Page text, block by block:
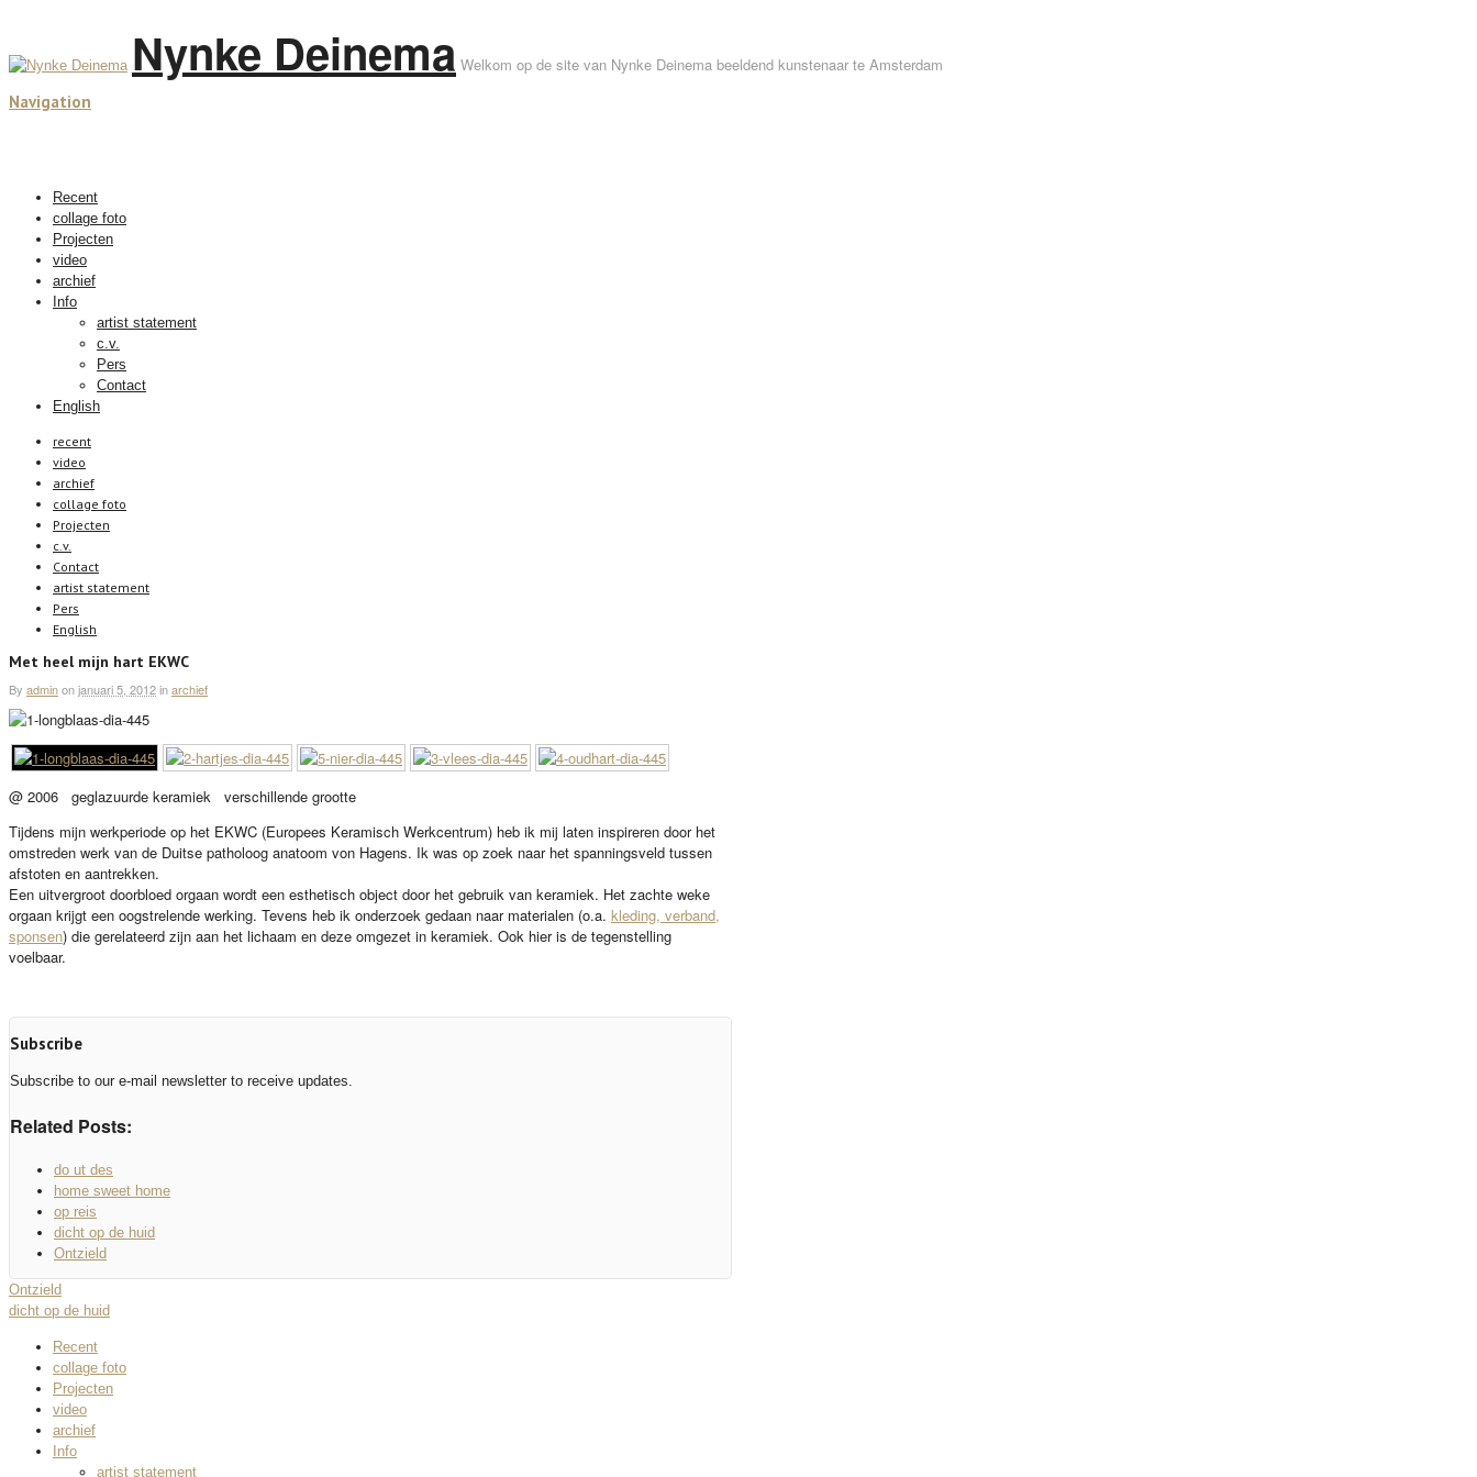
Nynke Deinema Welkom op de site van Nynke Deinema beeldend kunstenaar te Amsterdam
Navigation
Recent
collage foto
Projecten
video
archief
Info
artist statement
c.v.
Pers
Contact
English
recent
video
archief
collage foto
Projecten
c.v.
Contact
artist statement
Pers
English
Met heel mijn hart EKWC
By adminonjanuari 5, 2012inarchief
@ 2006 geglazuurde keramiek verschillende grootte
Tijdens mijn werkperiode op het EKWC (Europees Keramisch Werkcentrum) heb ik mij laten inspireren door het
omstreden werk van de Duitse patholoog anatoom von Hagens. Ik was op zoek naar het spanningsveld tussen
afstoten en aantrekken.
Een uitvergroot doorbloed orgaan wordt een esthetisch object door het gebruik van keramiek. Het zachte weke
orgaan krijgt een oogstrelende werking. Tevens heb ik onderzoek gedaan naar materialen (o.a. kleding, verband,
sponsen) die gerelateerd zijn aan het lichaam en deze omgezet in keramiek. Ook hier is de tegenstelling
voelbaar.
Subscribe
Subscribe to our e-mail newsletter to receive updates.
Related Posts:
do ut des
home sweet home
op reis
dicht op de huid
Ontzield
Ontzield
dicht op de huid
Recent
collage foto
Projecten
video
archief
Info
artist statement